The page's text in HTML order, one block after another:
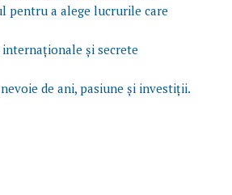
pentru a alege lucrurile care
și secrete
de ani, pasiune și investiții.